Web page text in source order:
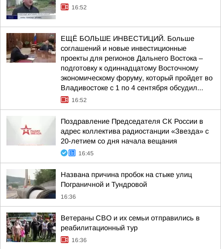
16:52
ЕЩЁ БОЛЬШЕ ИНВЕСТИЦИЙ. Больше
соглашений и новые инвестиционные
проекты для регионов Дальнего Востока –
подготовку к одиннадцатому Восточному
экономическому форуму, который пройдет во
Владивостоке с 1 по 4 сентября обсудил...
16:52
Поздравление Председателя СК России в
адрес коллектива радиостанции «Звезда» с
20-летием со дня начала вещания
16:45
Названа причина пробок на стыке улиц
Пограничной и Тундровой
16:36
Ветераны СВО и их семьи отправились в
реабилитационный тур
16:36